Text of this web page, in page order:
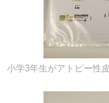
小学3年生がアトピー性